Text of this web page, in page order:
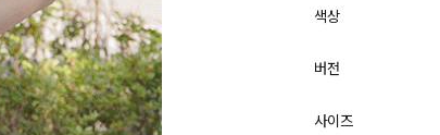
색상
버전
사이즈